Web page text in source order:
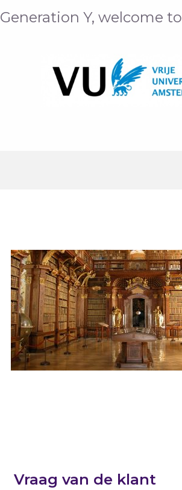
Generation Y, welcome
Vraag van de klant